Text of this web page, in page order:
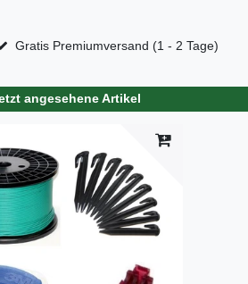
Gratis Premiumversand (1 - 2 Tage)
angesehene Artikel